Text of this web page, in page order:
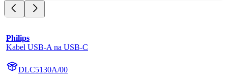
Philips
Kabel USB-A na USB-C
DLC5130A/00